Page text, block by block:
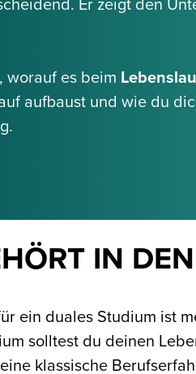
Er zeigt den
worauf es beim
aufbaust und wie du
IN
ein duales Studium ist
solltest du deinen
klassische